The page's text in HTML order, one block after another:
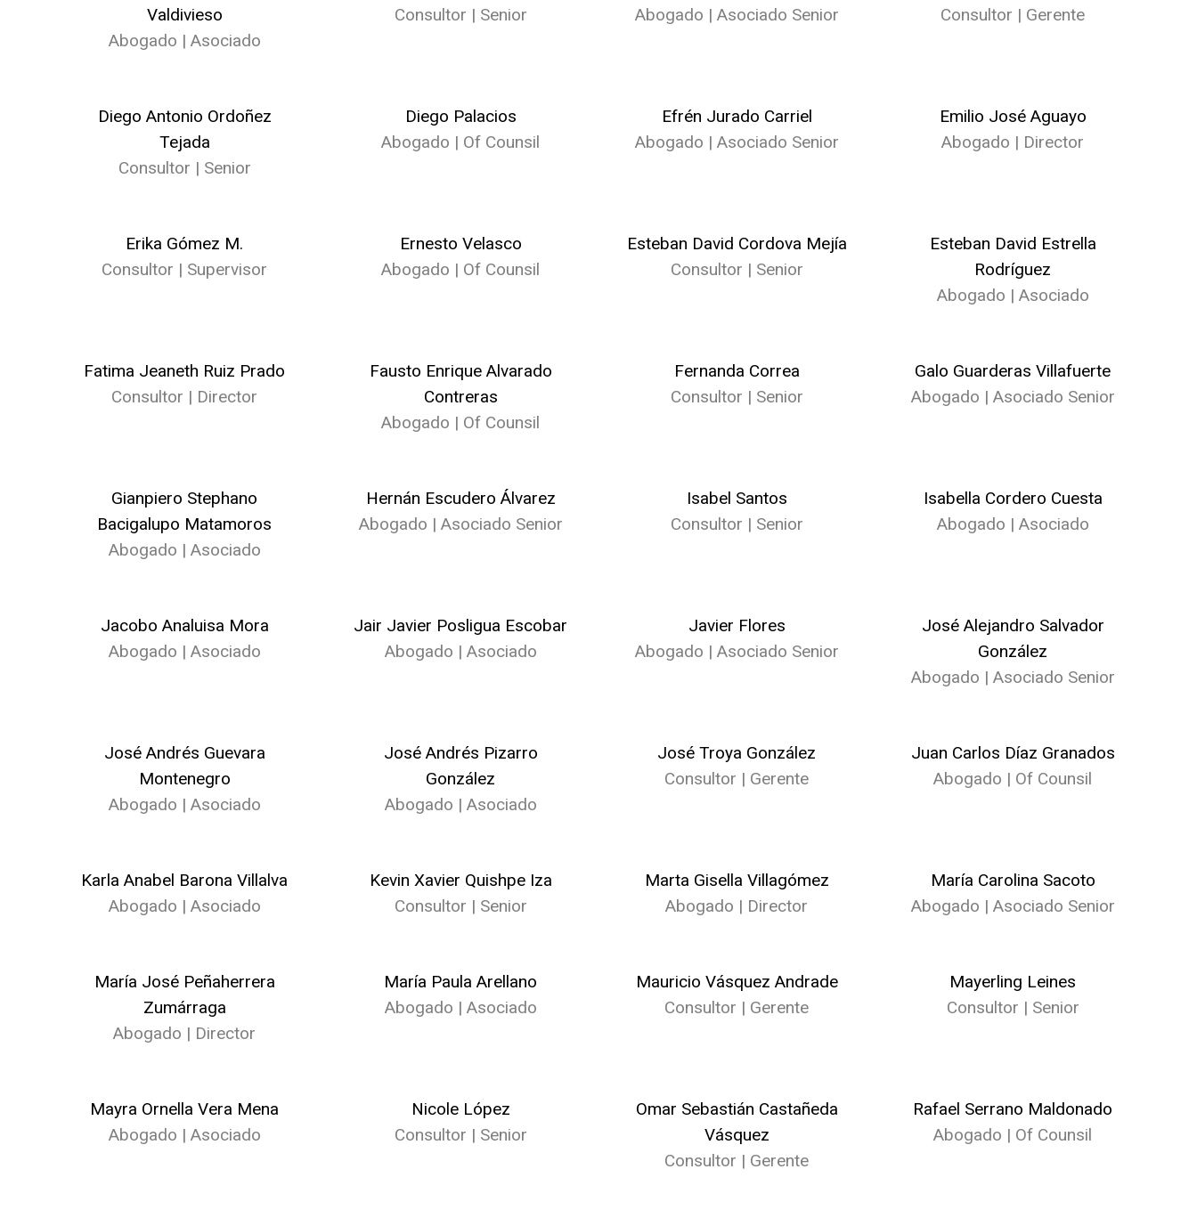
Valdivieso
Abogado | Asociado
Consultor | Senior
Abogado | Asociado Senior
Consultor | Gerente
Diego Antonio Ordoñez
Tejada
Consultor | Senior
Diego Palacios
Abogado | Of Counsil
Efrén Jurado Carriel
Abogado | Asociado Senior
Emilio José Aguayo
Abogado | Director
Erika Gómez M.
Consultor | Supervisor
Ernesto Velasco
Abogado | Of Counsil
Esteban David Cordova Mejía
Consultor | Senior
Esteban David Estrella
Rodríguez
Abogado | Asociado
Fatima Jeaneth Ruiz Prado
Consultor | Director
Fausto Enrique Alvarado
Contreras
Abogado | Of Counsil
Fernanda Correa
Consultor | Senior
Galo Guarderas Villafuerte
Abogado | Asociado Senior
Gianpiero Stephano
Bacigalupo Matamoros
Abogado | Asociado
Hernán Escudero Álvarez
Abogado | Asociado Senior
Isabel Santos
Consultor | Senior
Isabella Cordero Cuesta
Abogado | Asociado
Jacobo Analuisa Mora
Abogado | Asociado
Jair Javier Posligua Escobar
Abogado | Asociado
Javier Flores
Abogado | Asociado Senior
José Alejandro Salvador
González
Abogado | Asociado Senior
José Andrés Guevara
Montenegro
Abogado | Asociado
José Andrés Pizarro
González
Abogado | Asociado
José Troya González
Consultor | Gerente
Juan Carlos Díaz Granados
Abogado | Of Counsil
Karla Anabel Barona Villalva
Abogado | Asociado
Kevin Xavier Quishpe Iza
Consultor | Senior
Marta Gisella Villagómez
Abogado | Director
María Carolina Sacoto
Abogado | Asociado Senior
María José Peñaherrera
Zumárraga
Abogado | Director
María Paula Arellano
Abogado | Asociado
Mauricio Vásquez Andrade
Consultor | Gerente
Mayerling Leines
Consultor | Senior
Mayra Ornella Vera Mena
Abogado | Asociado
Nicole López
Consultor | Senior
Omar Sebastián Castañeda
Vásquez
Consultor | Gerente
Rafael Serrano Maldonado
Abogado | Of Counsil